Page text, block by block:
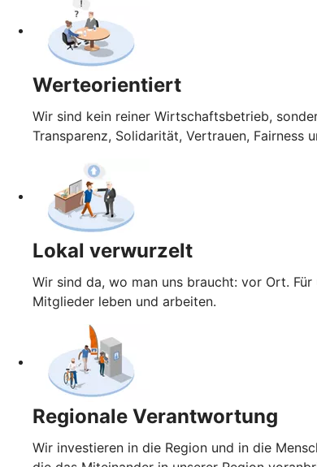
Werteorientiert
Wir sind kein reiner Wirtschaftsbetrieb,
Transparenz, Solidarität, Vertrauen, Fairness
Lokal verwurzelt
Wir sind da, wo man uns braucht: vor Ort.
Mitglieder leben und arbeiten.
Regionale Verantwortung
Wir investieren in die Region und in die